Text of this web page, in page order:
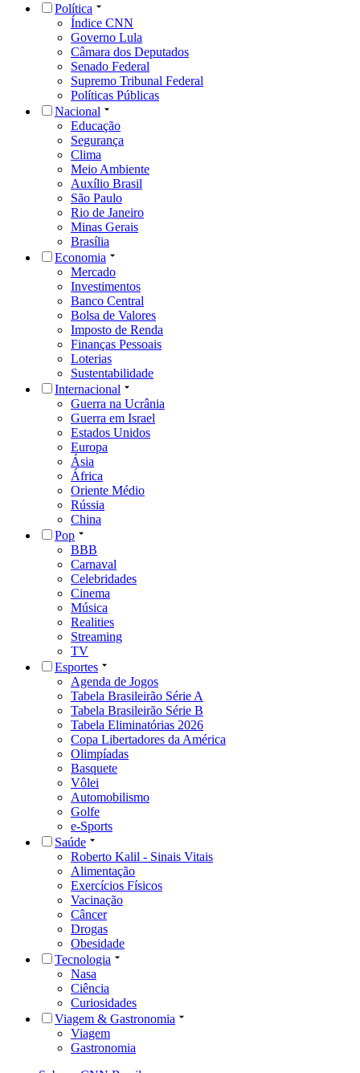
Política
Índice CNN
Governo Lula
Câmara dos Deputados
Senado Federal
Supremo Tribunal Federal
Políticas Públicas
Nacional
Educação
Segurança
Clima
Meio Ambiente
Auxílio Brasil
São Paulo
Rio de Janeiro
Minas Gerais
Brasília
Economia
Mercado
Investimentos
Banco Central
Bolsa de Valores
Imposto de Renda
Finanças Pessoais
Loterias
Sustentabilidade
Internacional
Guerra na Ucrânia
Guerra em Israel
Estados Unidos
Europa
Ásia
África
Oriente Médio
Rússia
China
Pop
BBB
Carnaval
Celebridades
Cinema
Música
Realities
Streaming
TV
Esportes
Agenda de Jogos
Tabela Brasileirão Série A
Tabela Brasileirão Série B
Tabela Eliminatórias 2026
Copa Libertadores da América
Olimpíadas
Basquete
Vôlei
Automobilismo
Golfe
e-Sports
Saúde
Roberto Kalil - Sinais Vitais
Alimentação
Exercícios Físicos
Vacinação
Câncer
Drogas
Obesidade
Tecnologia
Nasa
Ciência
Curiosidades
Viagem & Gastronomia
Viagem
Gastronomia